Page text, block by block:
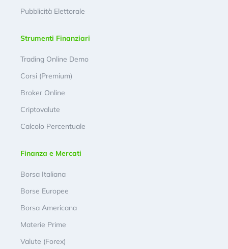
Pubblicità Elettorale
Strumenti Finanziari
Trading Online Demo
Corsi (Premium)
Broker Online
Criptovalute
Calcolo Percentuale
Finanza e Mercati
Borsa Italiana
Borse Europee
Borsa Americana
Materie Prime
Valute (Forex)